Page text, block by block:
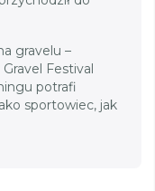
gravelu –
Festival
potrafi
sportowiec, jak